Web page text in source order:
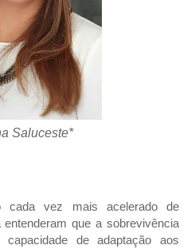
Saluceste*
vez mais acelerado de
que a sobrevivência
de adaptação aos